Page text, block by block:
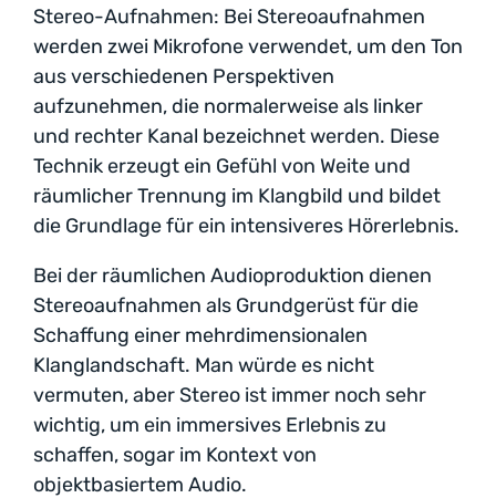
Stereo-Aufnahmen: Bei Stereoaufnahmen
werden zwei Mikrofone verwendet, um den Ton
aus verschiedenen Perspektiven
aufzunehmen, die normalerweise als linker
und rechter Kanal bezeichnet werden. Diese
Technik erzeugt ein Gefühl von Weite und
räumlicher Trennung im Klangbild und bildet
die Grundlage für ein intensiveres Hörerlebnis.
Bei der räumlichen Audioproduktion dienen
Stereoaufnahmen als Grundgerüst für die
Schaffung einer mehrdimensionalen
Klanglandschaft. Man würde es nicht
vermuten, aber Stereo ist immer noch sehr
wichtig, um ein immersives Erlebnis zu
schaffen, sogar im Kontext von
objektbasiertem Audio.